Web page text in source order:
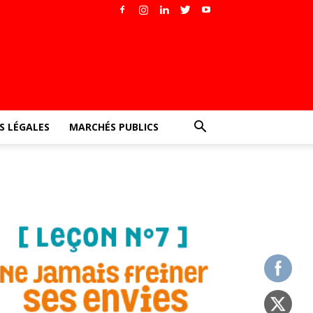
LÉGALES MARCHÉS PUBLICS